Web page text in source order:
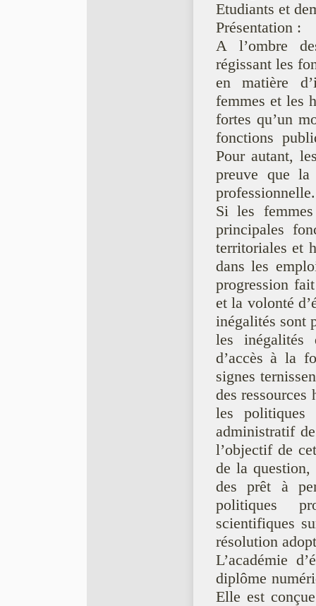
Etudiants et
Présentation :
A l’ombre
régissant les
en matière
femmes et les
fortes qu’un
fonctions
Pour autant,
preuve que la
professionnelle.
Si les
principales
territoriales et
dans les
progression
et la volonté
inégalités sont
les inégalités
d’accès à la
signes
des ressources
les politiques
administratif
l’objectif de
de la question,
des prêt à
politiques
scientifiques
résolution
L’académie
diplôme
Elle est